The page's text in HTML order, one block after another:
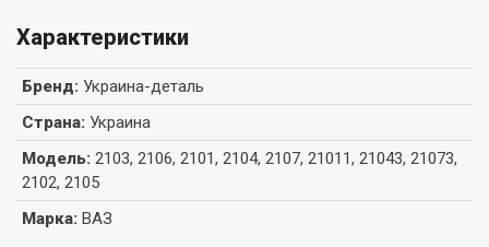
Характеристики
Бренд: Украина-деталь
Страна: Украина
Модель: 2103, 2106, 2101, 2104, 2107, 21011, 21043, 21073,
2102, 2105
Марка: ВАЗ